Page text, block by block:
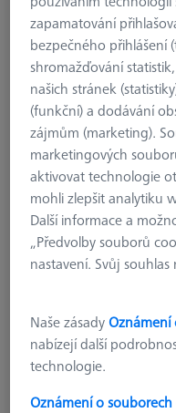
zapamatování
bezpečného přihlášení
shromažďování
našich stránek
(funkční) a dodávání
zájmům (marketing).
marketingových
aktivovat technologie
mohli zlepšit analytiku
Další informace a
„Předvolby souborů
nastavení. Svůj
Naše zásady
nabízejí další
technologie.
Oznámení o